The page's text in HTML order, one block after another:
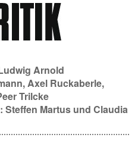
Arnold
,Axel Ruckaberle,
Trilcke
Steffen Martus und Claudia